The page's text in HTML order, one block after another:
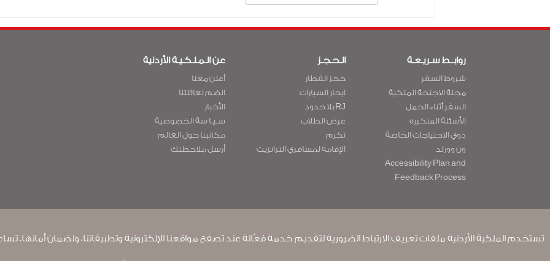
روابــط سـريـعـة
شروط السفر
مجلة الاجنحة الملكية
السفر أثناء الحمل
الأسئلة المتكرره
ذوي الاحتياجات الخاصة
ون وورلد
Accessibility Plan and
Feedback Process
الـحـجـز
حجز القطار
ايجار السيارات
RJ بلا حدود
عرض الطلاب
تكرم
الإقامه لمسافري الترانزيت
عن الـمـلـكـيـة الأردنية
أعلن معنا
انضم لعائلتنا
الأخبار
سـيـا سة الخصوصية
مكاتبنا حول العالم
أرسل ملاحظتك
©
2026
Royal Jordan Airlines
تستخدم الملكية الأردنية ملفات تعريف الارتباط الضرورية لتقديم خدمة فعّالة عند تصفح مواقعنا الإلكترونية وتطبيقاتنا، ولضمان